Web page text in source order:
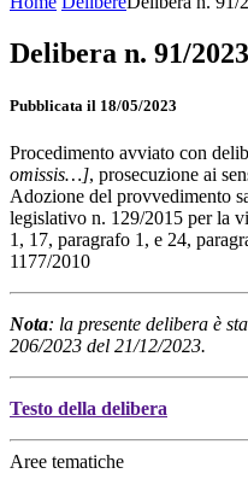
Delibera n. 91/2023
Pubblicata il 18/05/2023
Procedimento avviato con
omissis…], prosecuzione ai
Adozione del provvedimento
legislativo n. 129/2015 per la
1, 17, paragrafo 1, e 24,
1177/2010
Nota: la presente delibera è
206/2023 del 21/12/2023.
Testo della delibera
Aree tematiche